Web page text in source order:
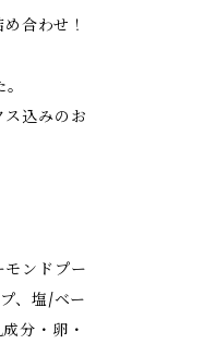
合わせ！
込みのお
ンドプー
、塩/ベー
分・卵・